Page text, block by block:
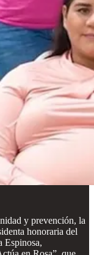
y prevención, la
honoraria del
Espinosa,